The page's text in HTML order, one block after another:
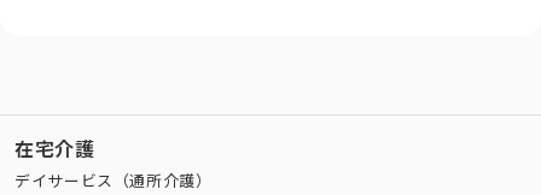
在宅介護
デイサービス（通所介護）